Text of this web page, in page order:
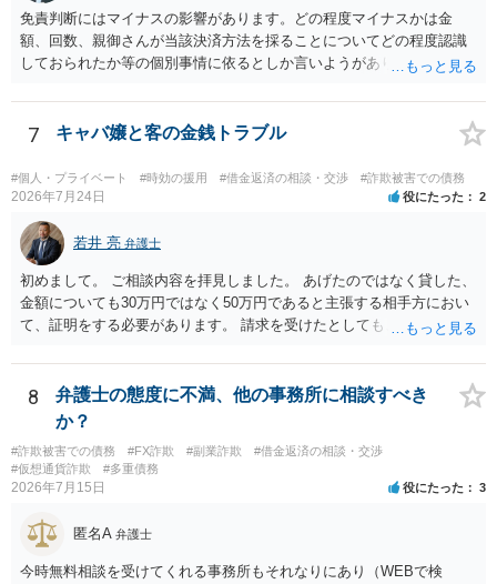
免責判断にはマイナスの影響があります。どの程度マイナスかは金
額、回数、親御さんが当該決済方法を採ることについてどの程度認識
しておられたか等の個別事情に依るとしか言いようがありません。 と
なって相談し、善後策を考えることをお勧めします。
7 キャバ嬢と客の金銭トラブル
#個人・プライベート #時効の援用 #借金返済の相談・交渉 #詐欺被害での債務
2026年7月24日 役にたった 2
若井 亮 弁護士
初めまして。 ご相談内容を拝見しました。 あげたのではなく貸した、
金額についても30万円ではなく50万円であると主張する相手方におい
て、証明をする必要があります。 請求を受けたとしても、もらったも
れることになるでしょう。 請求があるまでは、こちらからアクション
を起こす必要はないかと思います。
8
弁護士の態度に不満、他の事務所に相談すべき
か？
#詐欺被害での債務 #FX詐欺 #副業詐欺
#借金返済の相談・交渉
#仮想通貨詐欺
#多重債務
2026年7月15日 役にたった 3
匿名A 弁護士
今時無料相談を受けてくれる事務所もそれなりにあり（WEBで検